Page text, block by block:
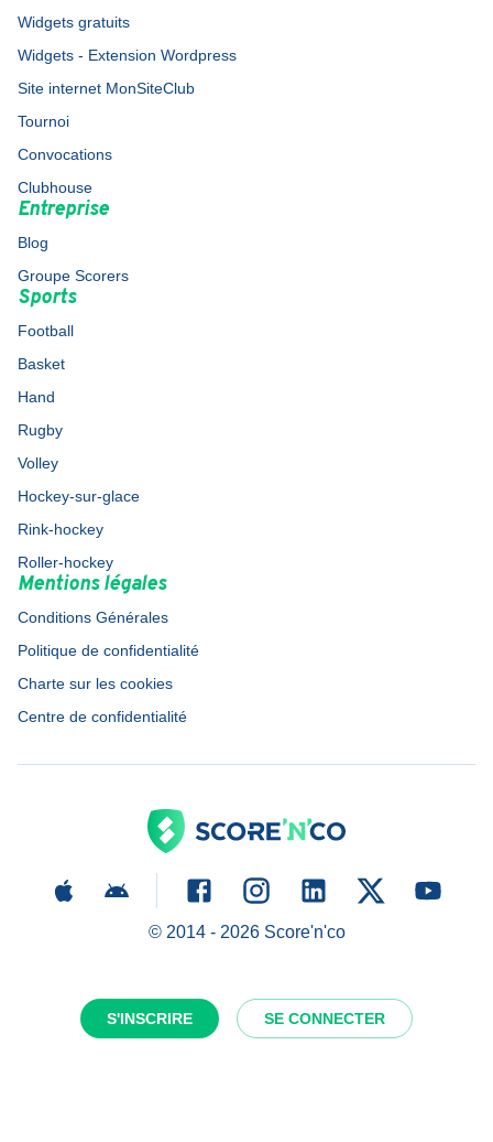
S'INSCRIRE SE CONNECTER
Widgets gratuits
Widgets - Extension Wordpress
Site internet MonSiteClub
Tournoi
Convocations
Clubhouse
Entreprise
Blog
Groupe Scorers
Sports
Football
Basket
Hand
Rugby
Volley
Hockey-sur-glace
Rink-hockey
Roller-hockey
Mentions légales
Conditions Générales
Politique de confidentialité
Charte sur les cookies
Centre de confidentialité
© 2014 - 2026Score'n'co